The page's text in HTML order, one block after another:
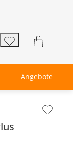
Angebote